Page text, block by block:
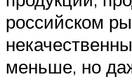
российском
меньше, но